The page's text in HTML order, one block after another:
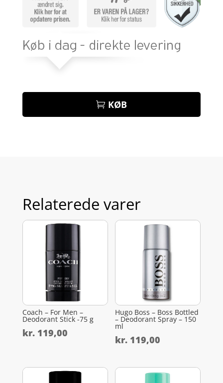
KØB
Relaterede varer
Coach – For Men –
Deodorant Stick -75 g
kr.119,00
Hugo Boss – Boss Bottled
– Deodorant Spray – 150
ml
kr. 119,00